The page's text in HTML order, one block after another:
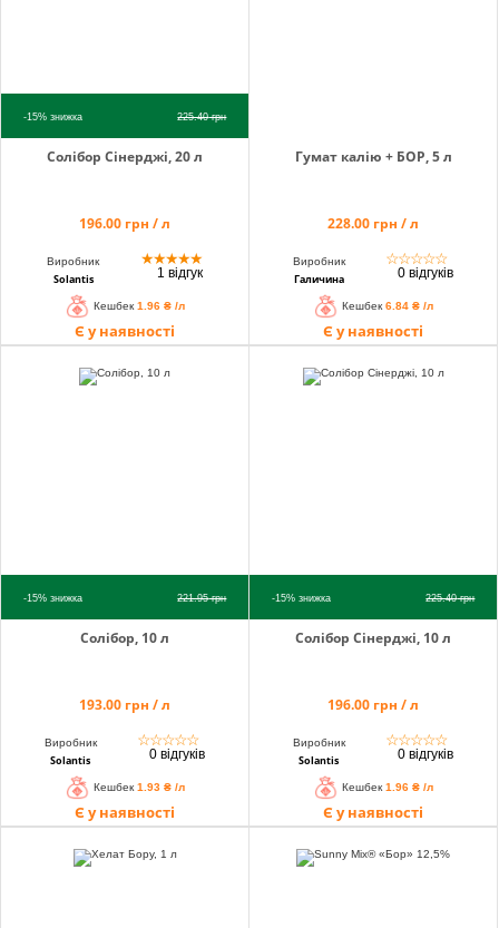
-15%знижка 225.40грн
Солібор Сінерджі, 20 л
196.00 грн / л
Виробник
Solantis
★★★★★
1 відгук
Кешбек 1.96 ₴ /л
Є у наявності
Гумат калію + БОР, 5 л
228.00 грн / л
Виробник
Галичина
☆☆☆☆☆
0 відгуків
Кешбек 6.84 ₴ /л
Є у наявності
-15%знижка 221.95грн
Солібор, 10 л
193.00 грн / л
Виробник
Solantis
☆☆☆☆☆
0 відгуків
Кешбек 1.93 ₴ /л
Є у наявності
-15%знижка 225.40грн
Солібор Сінерджі, 10 л
196.00 грн / л
Виробник
Solantis
☆☆☆☆☆
0 відгуків
Кешбек 1.96 ₴ /л
Є у наявності